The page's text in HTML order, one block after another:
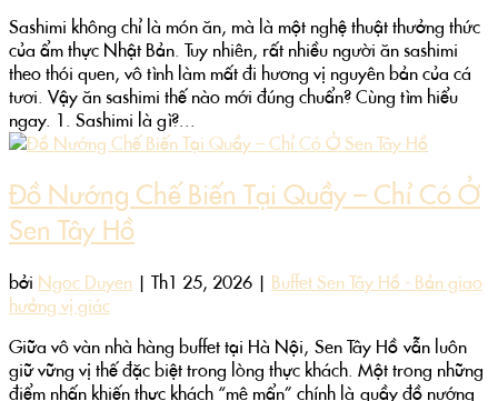
Sashimi không chỉ là món ăn, mà là một nghệ thuật thưởng thức
của ẩm thực Nhật Bản. Tuy nhiên, rất nhiều người ăn sashimi
theo thói quen, vô tình làm mất đi hương vị nguyên bản của cá
tươi. Vậy ăn sashimi thế nào mới đúng chuẩn? Cùng tìm hiểu
ngay. 1. Sashimi là gì?...
Đồ Nướng Chế Biến Tại Quầy – Chỉ Có Ở
Sen Tây Hồ
bởi Ngoc Duyen | Th1 25, 2026 | Buffet Sen Tây Hồ - Bản giao
hưởng vị giác
Giữa vô vàn nhà hàng buffet tại Hà Nội, Sen Tây Hồ vẫn luôn
giữ vững vị thế đặc biệt trong lòng thực khách. Một trong những
điểm nhấn khiến thực khách “mê mẩn” chính là quầy đồ nướng